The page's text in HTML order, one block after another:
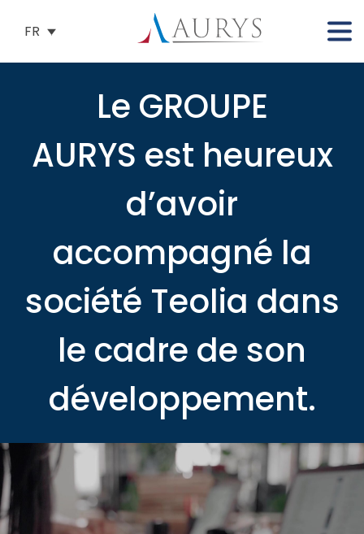
FR
Le GROUPE
AURYS est heureux
d’avoir
accompagné la
société Teolia dans
le cadre de son
développement.